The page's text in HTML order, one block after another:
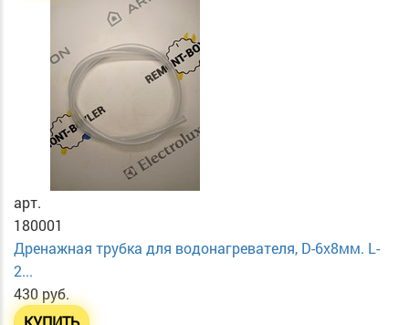
арт.
180001
Дренажная трубка для водонагревателя, D-6х8мм. L-
2...
430 руб.